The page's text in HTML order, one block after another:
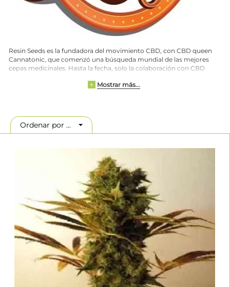
Resin Seeds es la fundadora del movimiento CBD, con CBD queen
Cannatonic, que comenzó una búsqueda mundial de las mejores
cepas medicinales. Hasta la fecha, solo la colaboración con CBD
farmacológico. El equipo se enorgullece de saber que miles de
+ Mostrar más...
Ordenar por ...